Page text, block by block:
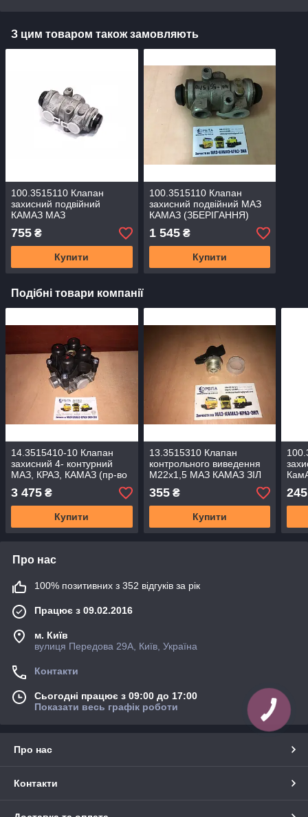
З цим товаром також замовляють
100.3515110 Клапан
захисний подвійний
КАМАЗ МАЗ
755 ₴
Купити
100.3515110 Клапан
захисний подвійний МАЗ
КАМАЗ (ЗБЕРІГАННЯ)
1 545₴
Купити
Подібні товари компанії
14.3515410-10 Клапан
захисний 4- контурний
МАЗ, КРАЗ, КАМАЗ (пр-во
3 475 ₴
Купити
13.3515310 Клапан
контрольного виведення
М22х1,5 МАЗ КАМАЗ ЗІЛ
355₴
Купити
245
Про нас
100% позитивних з 352 відгуків за рік
Працює з 09.02.2016
м. Київ
вулиця Передова 29А, Київ, Україна
Контакти
Сьогодні працює з 09:00 до 17:00
Показати весь графік роботи
Про нас
Контакти